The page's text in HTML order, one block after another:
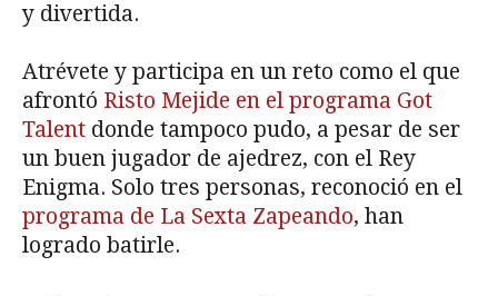
y divertida.
Atrévete y participa en un reto como el que
afrontó Risto Mejide en el programa Got
Talent donde tampoco pudo, a pesar de ser
un buen jugador de ajedrez, con el Rey
Enigma. Solo tres personas, reconoció en el
programa de La Sexta Zapeando, han
logrado batirle.